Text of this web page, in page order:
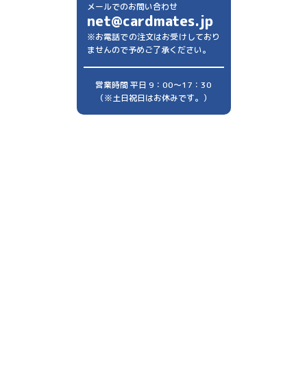
メールでのお問い合わせ
net@cardmates.jp
※お電話での注文はお受けしており
ませんので予めご了承ください。
営業時間 平日 9：00～17：30
（※土日祝日はお休みです。）